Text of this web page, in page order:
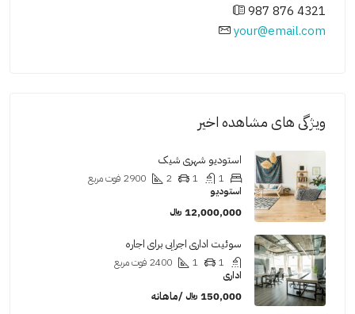
987 876 4321
your@email.com
ویژگی های مشاهده اخیر
استودیو شهری شیک
1
1
2
2900 فوت مربع
استودیو
12,000,000 ﷼
سوئیت اداری اجرایی برای اجاره
1
1
2400 فوت مربع
اداری
150,000 ﷼ /ماهانه